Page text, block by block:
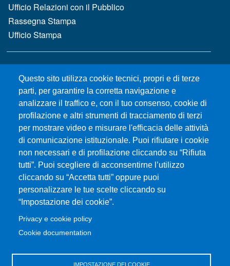
Questo sito utilizza cookie tecnici, propri e di terze
parti, per garantire la corretta navigazione e
analizzare il traffico e, con il tuo consenso, cookie di
profilazione e altri strumenti di tracciamento di terzi
per mostrare video e misurare l'efficacia delle attività
di comunicazione istituzionale. Puoi rifiutare i cookie
non necessari e di profilazione cliccando su “Rifiuta
tutti”. Puoi scegliere di acconsentirne l’utilizzo
cliccando su “Accetta tutti” oppure puoi
personalizzare le tue scelte cliccando su
“Impostazione dei cookie”.
Privacy e cookie policy
Cookie documentation
IMPOSTAZIONE DEI COOKIE
Ufficio Relazioni con il Pubblico
Rassegna Stampa
Ufficio Stampa
MENÙ FOOTER 2
Gare d'appalto
Albo online
CIAM - Servizi Informatici
Brand Identity
Elenco siti tematici
Servizi per Disabilità e DSA
Sostieni Unime
Performance - trasparenza
Amministrazione trasparente
Note Legali
Atti di notifica